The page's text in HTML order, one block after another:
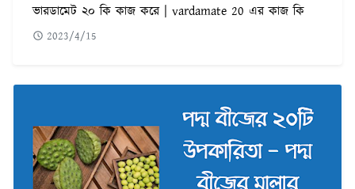
ভারডামেট ২০ কি কাজ করে | vardamate 20 এর কাজ কি
2023/4/15